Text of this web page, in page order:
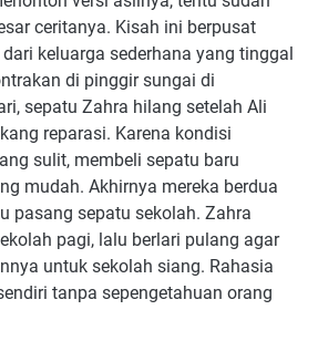
ceritanya. Kisah ini berpusat
keluarga sederhana yang tinggal
di pinggir sungai di
sepatu Zahra hilang setelah Ali
reparasi. Karena kondisi
sulit, membeli sepatu baru
mudah. Akhirnya mereka berdua
pasang sepatu sekolah. Zahra
pagi, lalu berlari pulang agar
untuk sekolah siang. Rahasia
tanpa sepengetahuan orang